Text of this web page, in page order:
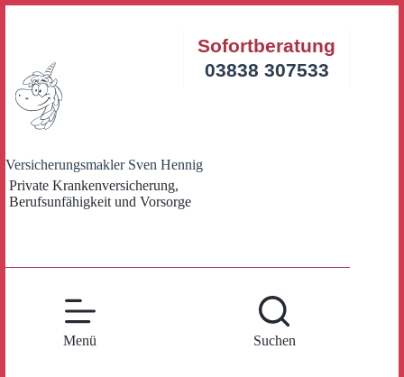
Versicherungsmakler Sven Hennig
Private Krankenversicherung,
Berufsunfähigkeit und Vorsorge
Sofortberatung
03838 307533
Menü Suchen